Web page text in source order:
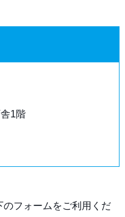
1階
のフォームをご利用くだ